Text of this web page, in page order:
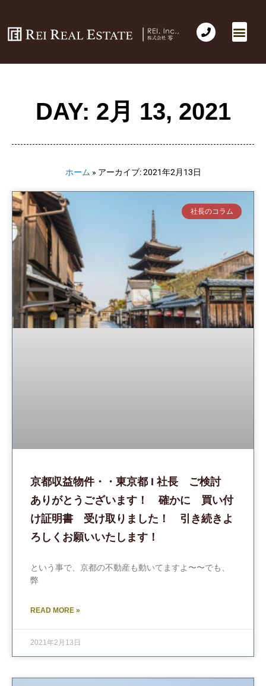
DAY: 2月 13, 2021
ホーム » アーカイブ: 2021年2月13日
社長のコラム
京都収益物件・・東京都 I 社長 ご検討
ありがとうございます！ 確かに 買い付
け証明書 受け取りました！ 引き続きよ
ろしくお願いいたします！
という事で、京都の不動産も動いてますよ〜〜でも、
弊
READ MORE »
2021年2月13日